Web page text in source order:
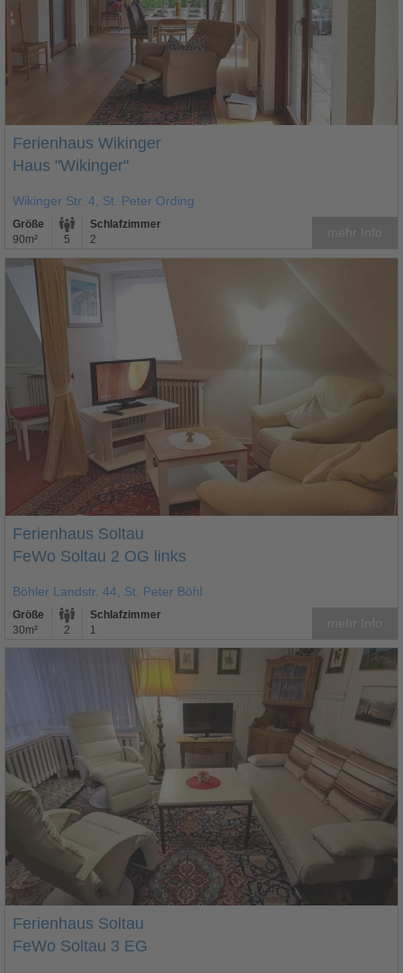
Ferienhaus Wikinger
Haus "Wikinger"
Wikinger Str. 4, St. Peter Ording
Größe
90m²
5
Schlafzimmer
2
Ferienhaus Soltau
FeWo Soltau 2 OG links
Böhler Landstr. 44, St. Peter Böhl
Größe
30m²
2
Schlafzimmer
1
Ferienhaus Soltau
FeWo Soltau 3 EG